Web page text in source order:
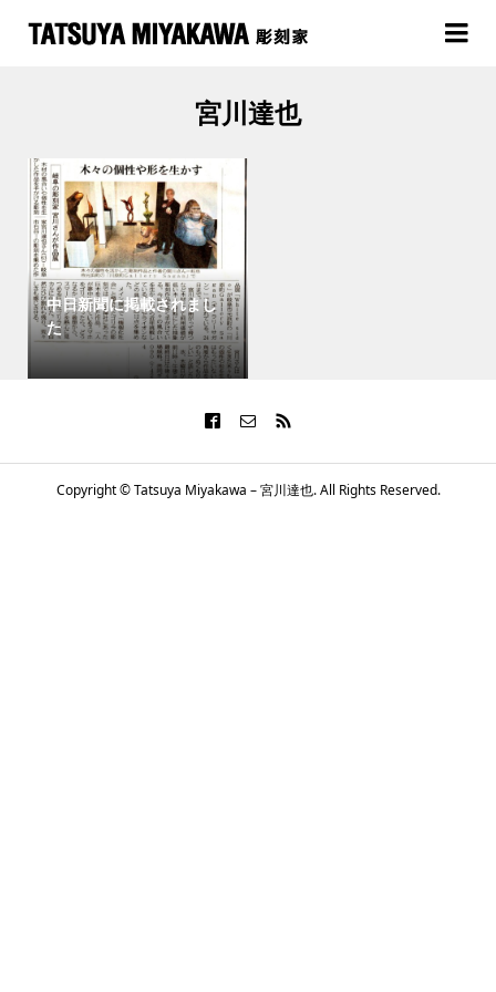
宮川達也
中日新聞に掲載されまし
た
Copyright ©Tatsuya Miyakawa – 宮川達也. All Rights Reserved.